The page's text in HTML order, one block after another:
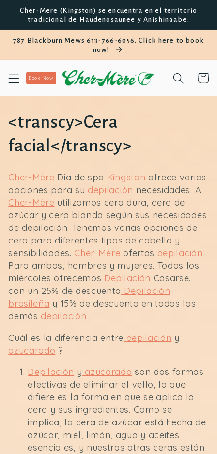
saltar al
contenido
Cher-Mere (Kingston) se encuentra en el territorio
tradicional de Haudenosaunee y Anishinaabe.
787 Blackburn Mews 613-766-6056. Click here to book
now!
Book Now Carro
C
o
e
c
c
i
ó
n
:
<transcy>Cera
facial</transcy>
Cher-Mère Dia de spa Kingston ofrece varias
opciones para su depilación necesidades. A
Cher-Mère utilizamos cera dura, cera de
azúcar y cera blanda según sus necesidades
de depilación. Tenemos varias opciones de
cera para diferentes tipos de cabello y
sensibilidades. Cher-Mère ofertas depilación
Para ambos, hombres y mujeres. Todos los
miércoles ofrecemos Depilación Casarse.
con un 25% de descuento Depilación
brasileña y 15% de descuento en todos los
demás depilación .
Cuál es la diferencia entre depilación y
azucarado ?
Depilación y azucarado son dos formas
efectivas de eliminar el vello, lo que
difiere es la forma en que se aplica la
cera y sus ingredientes. Como se
implica, la cera de azúcar está hecha de
azúcar, miel, limón, agua y aceites
esenciales, y nuestras otras ceras están